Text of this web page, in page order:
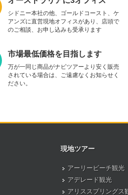
シドニー本社の他、ゴールドコースト、ケ
アンズに直営現地オフィスがあり、店頭で
のご相談、お申し込みも受承ります
市場最低価格を目指します
万が一同じ商品がナビツアーより安く販売
されている場合は、ご遠慮なくお知らせく
ださい。
現地ツアー
アーリービーチ観光
アデレード観光
アリススプリングス